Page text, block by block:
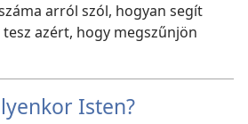
arról szól, hogyan segít
azért, hogy megszűnjön
Isten?